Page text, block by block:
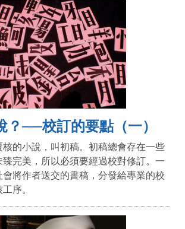
？──校訂的要點（一）
核的小說，叫初稿。初稿總會存在一些
臻完美，所以必須要經過校對修訂。一
將作者送交的書稿，分發給專業的校
序。